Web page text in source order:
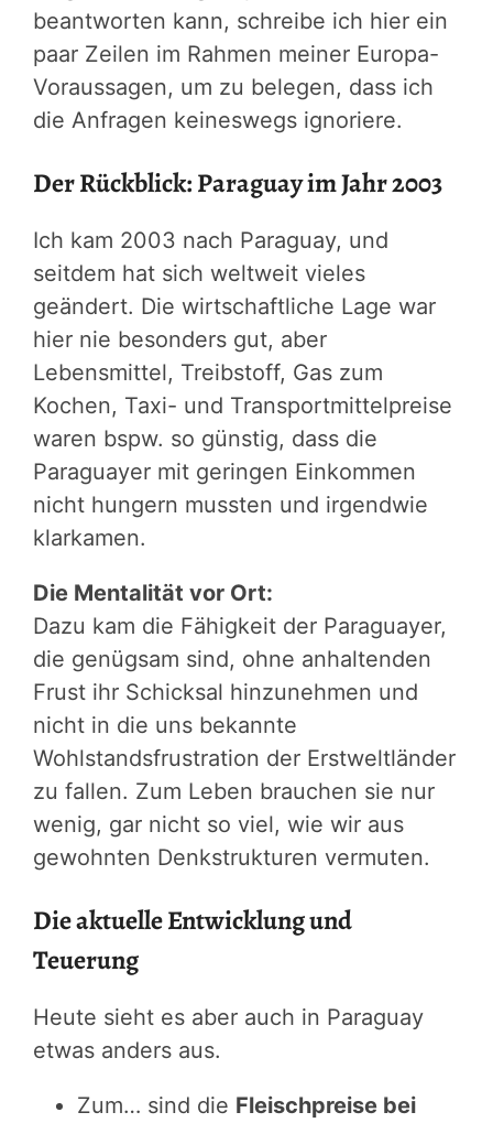
beantworten kann, schreibe ich hier ein
paar Zeilen im Rahmen meiner Europa-
Voraussagen, um zu belegen, dass ich
die Anfragen keineswegs ignoriere.
Der Rückblick: Paraguay im Jahr 2003
Ich kam 2003 nach Paraguay, und
seitdem hat sich weltweit vieles
geändert. Die wirtschaftliche Lage war
hier nie besonders gut, aber
Lebensmittel, Treibstoff, Gas zum
Kochen, Taxi- und Transportmittelpreise
waren bspw. so günstig, dass die
Paraguayer mit geringen Einkommen
nicht hungern mussten und irgendwie
klarkamen.
Die Mentalität vor Ort:
Dazu kam die Fähigkeit der Paraguayer,
die genügsam sind, ohne anhaltenden
Frust ihr Schicksal hinzunehmen und
nicht in die uns bekannte
Wohlstandsfrustration der Erstweltländer
zu fallen. Zum Leben brauchen sie nur
wenig, gar nicht so viel, wie wir aus
gewohnten Denkstrukturen vermuten.
Die aktuelle Entwicklung und
Teuerung
Heute sieht es aber auch in Paraguay
etwas anders aus.
Zum… sind die Fleischpreise bei